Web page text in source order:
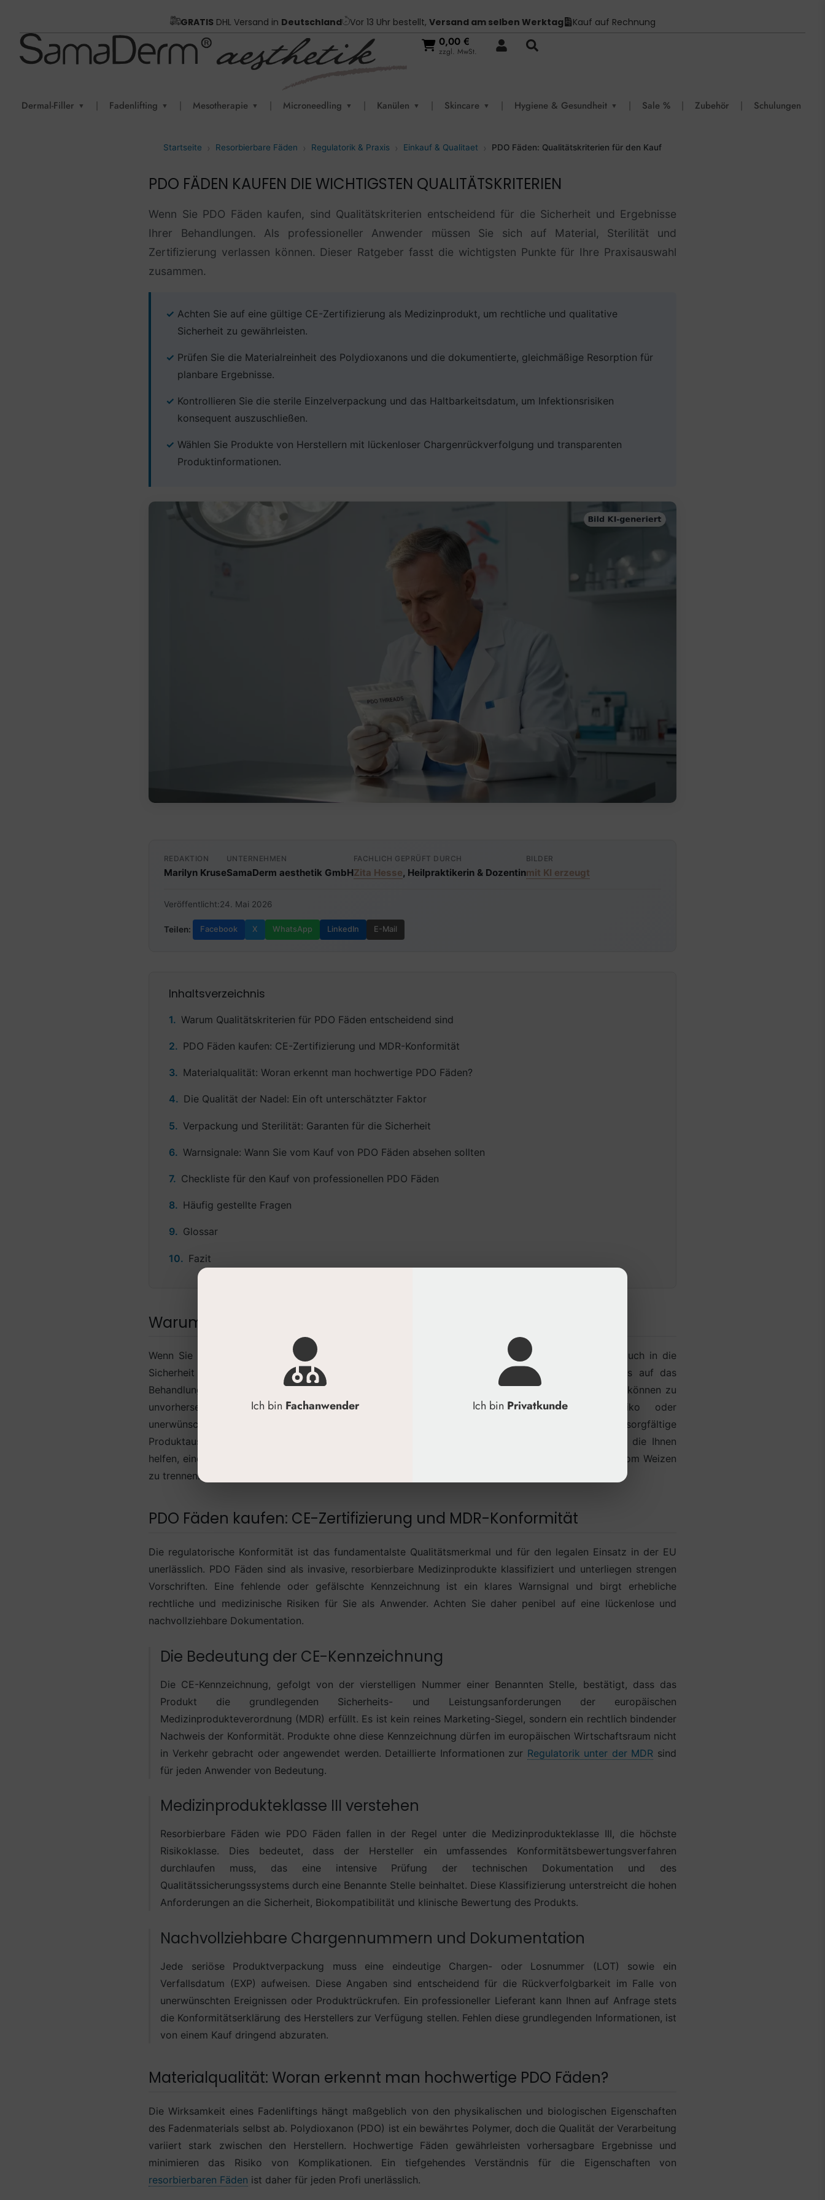
GRATIS DHL Versand in Deutschland Vor 13 Uhr bestellt, Versand am selben Werktag Kauf auf Rechnung
0,00 €
zzgl. MwSt.
Dermal-Filler ▼ | Fadenlifting ▼ | Mesotherapie ▼ | Microneedling ▼ | Kanülen ▼ | Skincare ▼ | Hygiene & Gesundheit ▼ | Sale % | Zubehör | Schulungen
Startseite Resorbierbare Fäden Regulatorik & Praxis Einkauf & Qualitaet PDO Fäden: Qualitätskriterien für den Kauf
PDO FÄDEN KAUFEN DIE WICHTIGSTEN QUALITÄTSKRITERIEN
Wenn Sie PDO Fäden kaufen, sind Qualitätskriterien entscheidend für die Sicherheit und Ergebnisse
Ihrer Behandlungen. Als professioneller Anwender müssen Sie sich auf Material, Sterilität und
Zertifizierung verlassen können. Dieser Ratgeber fasst die wichtigsten Punkte für Ihre Praxisauswahl
zusammen.
Achten Sie auf eine gültige CE-Zertifizierung als Medizinprodukt, um rechtliche und qualitative
Sicherheit zu gewährleisten.
Prüfen Sie die Materialreinheit des Polydioxanons und die dokumentierte, gleichmäßige Resorption für
planbare Ergebnisse.
Kontrollieren Sie die sterile Einzelverpackung und das Haltbarkeitsdatum, um Infektionsrisiken
konsequent auszuschließen.
Wählen Sie Produkte von Herstellern mit lückenloser Chargenrückverfolgung und transparenten
Produktinformationen.
REDAKTION
Marilyn Kruse
UNTERNEHMEN
SamaDerm aesthetik GmbH
FACHLICH GEPRÜFT DURCH
Zita Hesse, Heilpraktikerin & Dozentin
BILDER
mit KI erzeugt
Veröffentlicht:24. Mai 2026
Teilen: Facebook X WhatsApp LinkedIn E-Mail
Inhaltsverzeichnis
Warum Qualitätskriterien für PDO Fäden entscheidend sind
PDO Fäden kaufen: CE-Zertifizierung und MDR-Konformität
Materialqualität: Woran erkennt man hochwertige PDO Fäden?
Die Qualität der Nadel: Ein oft unterschätzter Faktor
Verpackung und Sterilität: Garanten für die Sicherheit
Warnsignale: Wann Sie vom Kauf von PDO Fäden absehen sollten
Checkliste für den Kauf von professionellen PDO Fäden
Häufig gestellte Fragen
Glossar
Fazit
Warum Qualitätskriterien für PDO Fäden entscheidend sind
Wenn Sie als Fachanwender PDO Fäden kaufen, investieren Sie nicht nur in ein Produkt, sondern auch in die
Sicherheit Ihrer Patienten und den Ruf Ihrer Praxis. Die Qualität der Fäden hat direkten Einfluss auf das
Behandlungsergebnis, die Komplikationsrate und die Patientenzufriedenheit. Minderwertige Produkte können zu
unvorhersehbaren Resorptionszeiten, unzureichender Zugfestigkeit, erhöhtem Infektionsrisiko oder
unerwünschten Gewebereaktionen führen. Aus unserer Erfahrung im Fachhandel wissen wir, dass eine sorgfältige
Produktauswahl essenziell ist. Dieser Ratgeber fasst die wichtigsten Qualitätskriterien zusammen, die Ihnen
helfen, eine fundierte Kaufentscheidung für Ihr
zu treffen und die Spreu vom Weizen
zu trennen.
PDO Fäden kaufen: CE-Zertifizierung und MDR-Konformität
Die regulatorische Konformität ist das fundamentalste Qualitätsmerkmal und für den legalen Einsatz in der EU
unerlässlich. PDO Fäden sind als invasive, resorbierbare Medizinprodukte klassifiziert und unterliegen strengen
Vorschriften. Eine fehlende oder gefälschte Kennzeichnung ist ein klares Warnsignal und birgt erhebliche
rechtliche und medizinische Risiken für Sie als Anwender. Achten Sie daher penibel auf eine lückenlose und
nachvollziehbare Dokumentation.
Die Bedeutung der CE-Kennzeichnung
Die CE-Kennzeichnung, gefolgt von der vierstelligen Nummer einer Benannten Stelle, bestätigt, dass das
Produkt die grundlegenden Sicherheits- und Leistungsanforderungen der europäischen
Medizinprodukteverordnung (MDR) erfüllt. Es ist kein reines Marketing-Siegel, sondern ein rechtlich bindender
Nachweis der Konformität. Produkte ohne diese Kennzeichnung dürfen im europäischen Wirtschaftsraum nicht
in Verkehr gebracht oder angewendet werden. Detaillierte Informationen zur Regulatorik unter der MDR sind
für jeden Anwender von Bedeutung.
Medizinprodukteklasse III verstehen
Resorbierbare Fäden wie PDO Fäden fallen in der Regel unter die Medizinprodukteklasse III, die höchste
Risikoklasse. Dies bedeutet, dass der Hersteller ein umfassendes Konformitätsbewertungsverfahren
durchlaufen muss, das eine intensive Prüfung der technischen Dokumentation und des
Qualitätssicherungssystems durch eine Benannte Stelle beinhaltet. Diese Klassifizierung unterstreicht die hohen
Anforderungen an die Sicherheit, Biokompatibilität und klinische Bewertung des Produkts.
Nachvollziehbare Chargennummern und Dokumentation
Jede seriöse Produktverpackung muss eine eindeutige Chargen- oder Losnummer (LOT) sowie ein
Verfallsdatum (EXP) aufweisen. Diese Angaben sind entscheidend für die Rückverfolgbarkeit im Falle von
unerwünschten Ereignissen oder Produktrückrufen. Ein professioneller Lieferant kann Ihnen auf Anfrage stets
die Konformitätserklärung des Herstellers zur Verfügung stellen. Fehlen diese grundlegenden Informationen, ist
von einem Kauf dringend abzuraten.
Materialqualität: Woran erkennt man hochwertige PDO Fäden?
Die Wirksamkeit eines Fadenliftings hängt maßgeblich von den physikalischen und biologischen Eigenschaften
des Fadenmaterials selbst ab. Polydioxanon (PDO) ist ein bewährtes Polymer, doch die Qualität der Verarbeitung
variiert stark zwischen den Herstellern. Hochwertige Fäden gewährleisten vorhersagbare Ergebnisse und
minimieren das Risiko von Komplikationen. Ein tiefgehendes Verständnis für die Eigenschaften von
resorbierbaren Fäden ist daher für jeden Profi unerlässlich.
Ich bin Fachanwender Ich bin Privatkunde